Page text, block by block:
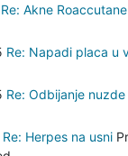
Re: Akne Roaccutane
Re: Napadi placa u
Re: Odbijanje nuzde
Re: Herpes na usni